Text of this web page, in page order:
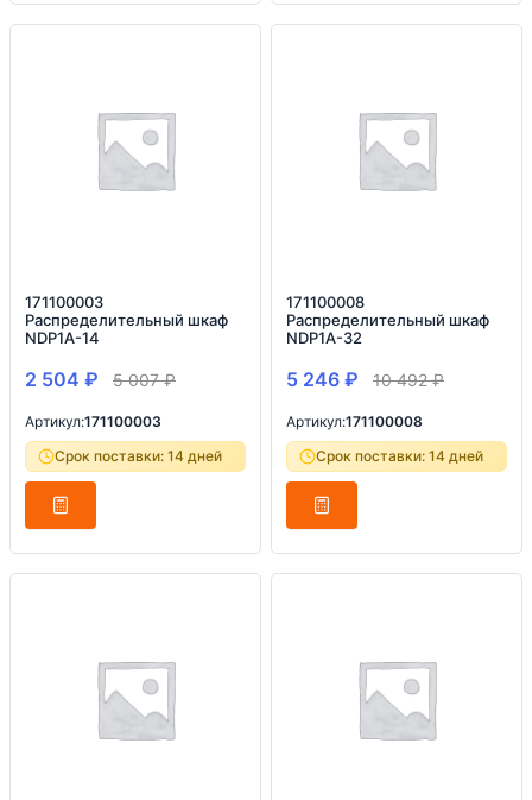
171100003
Распределительный шкаф
NDP1A-14
2 504 ₽ 5 007₽
Артикул:171100003
Срок поставки: 14 дней
171100008
Распределительный шкаф
NDP1A-32
5 246 ₽ 10 492₽
Артикул:171100008
Срок поставки: 14 дней